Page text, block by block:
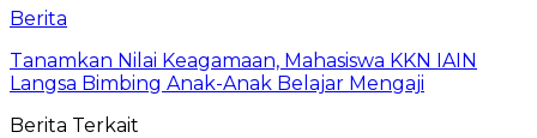
Berita
Tanamkan Nilai Keagamaan, Mahasiswa KKN IAIN
Langsa Bimbing Anak-Anak Belajar Mengaji
Berita Terkait